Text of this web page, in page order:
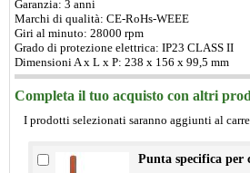
Garanzia: 3 anni
Marchi di qualità: CE-RoHs-WEEE
Giri al minuto: 28000 rpm
Grado di protezione elettrica: IP23 CLASS II
Dimensioni A x L x P: 238 x 156 x 99,5 mm
Completa il tuo acquisto con altri
I prodotti selezionati saranno aggiunti al
Punta specifica per